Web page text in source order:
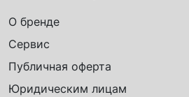
О бренде
Сервис
Публичная оферта
Юридическим лицам